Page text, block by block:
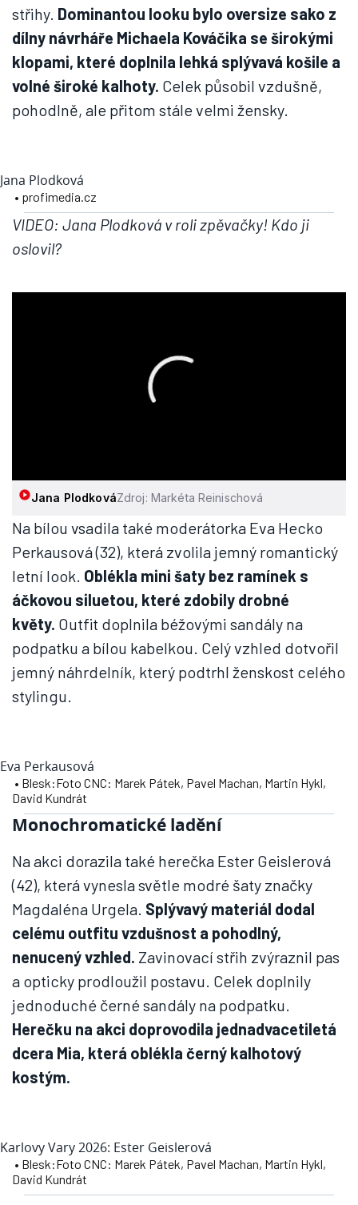
střihy. Dominantou looku bylo oversize sako z
dílny návrháře Michaela Kováčika se širokými
klopami, které doplnila lehká splývavá košile a
volné široké kalhoty. Celek působil vzdušně,
pohodlně, ale přitom stále velmi žensky.
Jana Plodková
• profimedia.cz
VIDEO: Jana Plodková v roli zpěvačky! Kdo ji
oslovil?
Jana PlodkováZdroj: Markéta Reinischová
Na bílou vsadila také moderátorka Eva Hecko
Perkausová (32), která zvolila jemný romantický
letní look. Oblékla mini šaty bez ramínek s
áčkovou siluetou, které zdobily drobné
květy. Outfit doplnila béžovými sandály na
podpatku a bílou kabelkou. Celý vzhled dotvořil
jemný náhrdelník, který podtrhl ženskost celého
stylingu.
Eva Perkausová
• Blesk:Foto CNC: Marek Pátek, Pavel Machan, Martin Hykl,
David Kundrát
Monochromatické ladění
Na akci dorazila také herečka Ester Geislerová
(42), která vynesla světle modré šaty značky
Magdaléna Urgela. Splývavý materiál dodal
celému outfitu vzdušnost a pohodlný,
nenucený vzhled. Zavinovací střih zvýraznil pas
a opticky prodloužil postavu. Celek doplnily
jednoduché černé sandály na podpatku.
Herečku na akci doprovodila jednadvacetiletá
dcera Mia, která oblékla černý kalhotový
kostým.
Karlovy Vary 2026: Ester Geislerová
• Blesk:Foto CNC: Marek Pátek, Pavel Machan, Martin Hykl,
David Kundrát